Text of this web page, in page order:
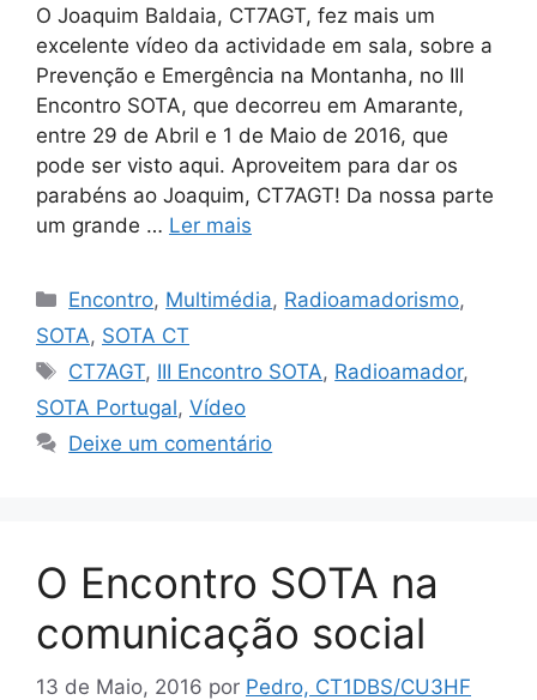
O Joaquim Baldaia, CT7AGT, fez mais um
excelente vídeo da actividade em sala, sobre a
Prevenção e Emergência na Montanha, no III
Encontro SOTA, que decorreu em Amarante,
entre 29 de Abril e 1 de Maio de 2016, que
pode ser visto aqui. Aproveitem para dar os
parabéns ao Joaquim, CT7AGT! Da nossa parte
um grande … Ler mais
Categorias
Encontro, Multimédia, Radioamadorismo,
SOTA, SOTA CT
Etiquetas
CT7AGT, III Encontro SOTA, Radioamador,
SOTA Portugal, Vídeo
Deixe um comentário
O Encontro SOTA na
comunicação social
13 de Maio, 2016 por Pedro, CT1DBS/CU3HF